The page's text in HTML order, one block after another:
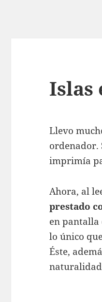
Islas
Llevo
ordenador.
imprimía
Ahora, al
prestado
en pantalla
lo único
Éste,